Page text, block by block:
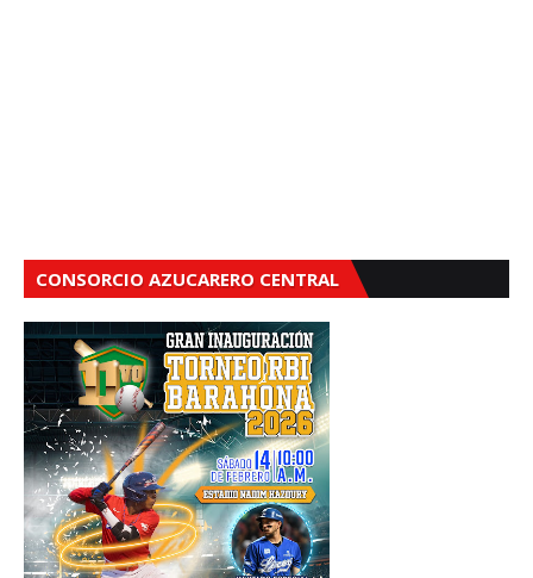
CONSORCIO AZUCARERO CENTRAL